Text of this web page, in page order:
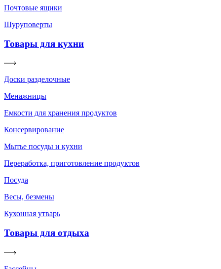
Почтовые ящики
Шуруповерты
Товары для кухни
Доски разделочные
Менажницы
Емкости для хранения продуктов
Консервирование
Мытье посуды и кухни
Переработка, приготовление продуктов
Посуда
Весы, безмены
Кухонная утварь
Товары для отдыха